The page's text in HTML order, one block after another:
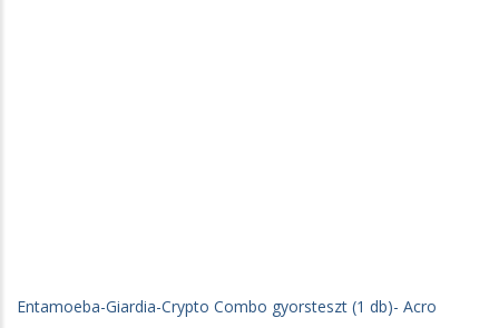
Entamoeba-Giardia-Crypto Combo gyorsteszt (1 db)- Acro